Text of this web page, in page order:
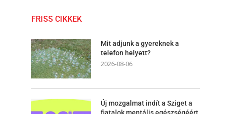
FRISS CIKKEK
Mit adjunk a gyereknek a
telefon helyett?
2026-08-06
Új mozgalmat indít a Sziget a